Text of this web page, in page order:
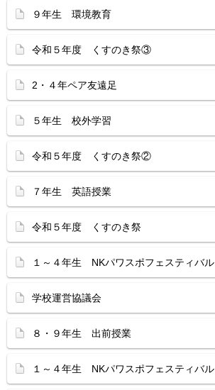
９年生 環境教育
令和５年度 くすのき祭③
2・４年ペア友遠足
５年生 校外学習
令和５年度 くすのき祭②
７年生 英語授業
令和５年度 くすのき祭
１～４年生 NKパワスポフェスティバル
学校運営協議会
８・９年生 出前授業
１～４年生 NKパワスポフェスティバル